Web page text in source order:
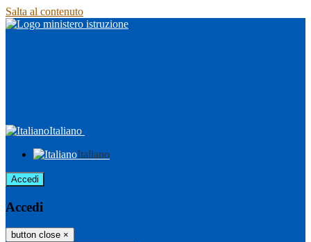
Salta al contenuto
Italiano
Italiano
Accedi
Accedi
button close ×